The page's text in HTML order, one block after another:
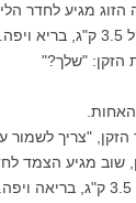
מגיע לחדר
הזקן: "שלך?"
"צריך לשמור
שוב מגיע הצמד